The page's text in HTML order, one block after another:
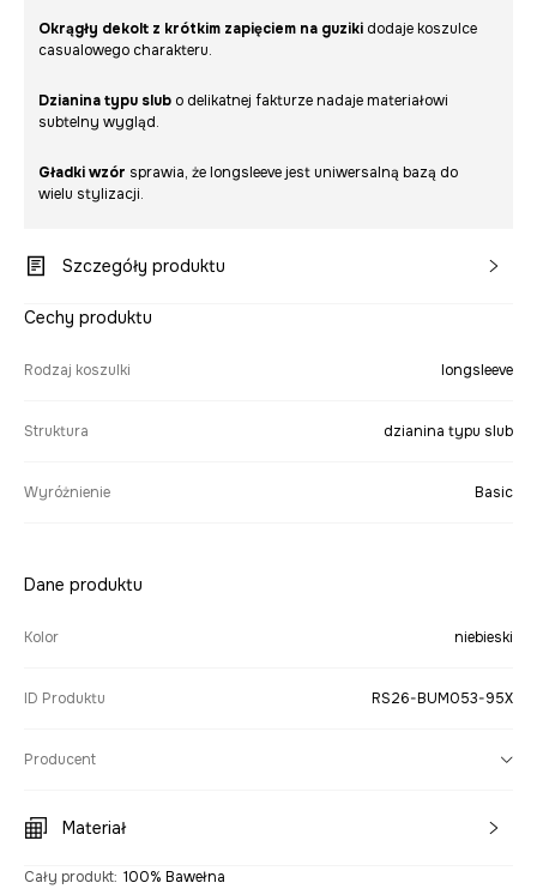
Okrągły dekolt z krótkim zapięciem na guziki dodaje koszulce
casualowego charakteru.
Dzianina typu slub o delikatnej fakturze nadaje materiałowi
subtelny wygląd.
Gładki wzór sprawia, że longsleeve jest uniwersalną bazą do
wielu stylizacji.
Szczegóły produktu
Cechy produktu
Rodzaj koszulki longsleeve
Struktura dzianina typu slub
Wyróżnienie Basic
Dane produktu
Kolor niebieski
ID Produktu RS26-BUM053-95X
Producent
Materiał
Cały produkt: 100% Bawełna